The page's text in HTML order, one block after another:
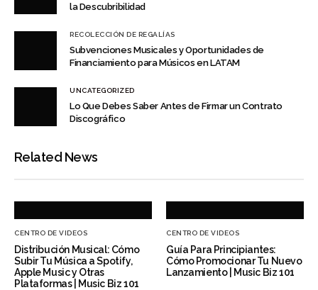
la Descubribilidad
RECOLECCIÓN DE REGALÍAS
Subvenciones Musicales y Oportunidades de
Financiamiento para Músicos en LATAM
UNCATEGORIZED
Lo Que Debes Saber Antes de Firmar un Contrato
Discográfico
Related News
CENTRO DE VIDEOS
Distribución Musical: Cómo
Subir Tu Música a Spotify,
Apple Music y Otras
Plataformas | Music Biz 101
CENTRO DE VIDEOS
Guía Para Principiantes:
Cómo Promocionar Tu Nuevo
Lanzamiento | Music Biz 101